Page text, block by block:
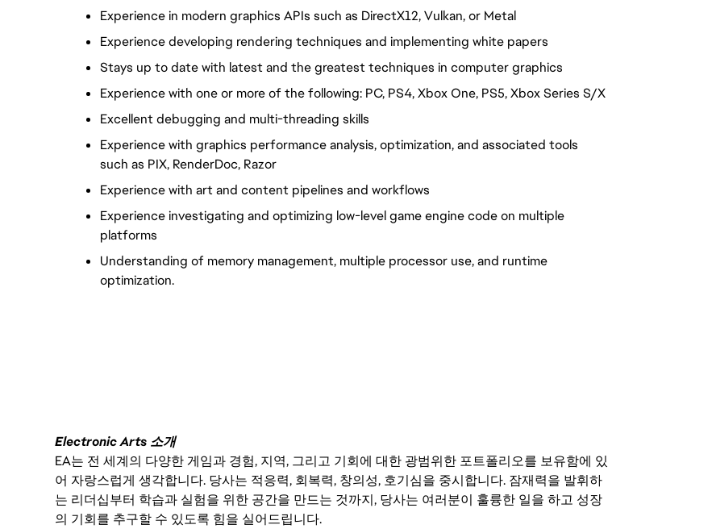
Experience in modern graphics APIs such as DirectX12, Vulkan, or Metal
Experience developing rendering techniques and implementing white papers
Stays up to date with latest and the greatest techniques in computer graphics
Experience with one or more of the following: PC, PS4, Xbox One, PS5, Xbox Series S/X
Excellent debugging and multi-threading skills
Experience with graphics performance analysis, optimization, and associated tools
such as PIX, RenderDoc, Razor
Experience with art and content pipelines and workflows
Experience investigating and optimizing low-level game engine code on multiple
platforms
Understanding of memory management, multiple processor use, and runtime
optimization.
Electronic Arts 소개
EA는 전 세계의 다양한 게임과 경험, 지역, 그리고 기회에 대한 광범위한 포트폴리오를 보유함에 있
어 자랑스럽게 생각합니다. 당사는 적응력, 회복력, 창의성, 호기심을 중시합니다. 잠재력을 발휘하
는 리더십부터 학습과 실험을 위한 공간을 만드는 것까지, 당사는 여러분이 훌륭한 일을 하고 성장
의 기회를 추구할 수 있도록 힘을 실어드립니다.